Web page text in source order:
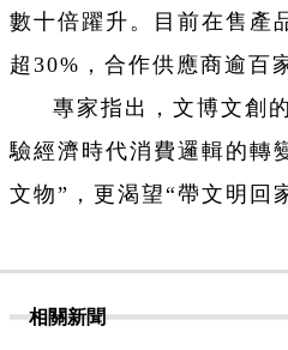
數十倍躍升。目前在售產
超30%，合作供應商逾百
專家指出，文博文創
驗經濟時代消費邏輯的轉
文物”，更渴望“帶文明回
相關新聞